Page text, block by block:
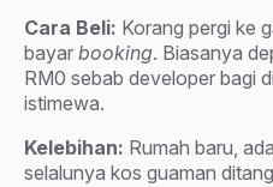
Cara Beli: Korang pergi ke
bayar booking. Biasanya
RM0 sebab developer bagi
istimewa.
Kelebihan: Rumah baru,
selalunya kos guaman